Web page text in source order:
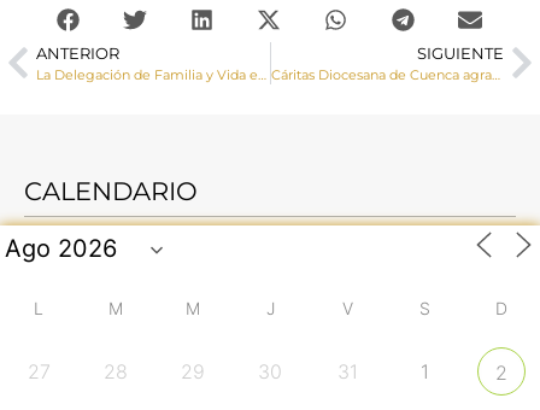
ANTERIOR SIGUIENTE
Cáritas Diocesana de Cuenca agradece a los 283 voluntarios su compromiso junto a los más empobrecidos
CALENDARIO
L M M J V S D
27 28 29 30 31 1 2